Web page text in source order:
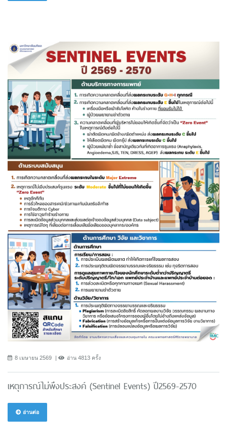
8 เมษายน 2569 อ่าน 4813 ครั้ง
เหตุการณ์ไม่พึงประสงค์ (Sentinel Events) ปี2569-2570
อ่านต่อ